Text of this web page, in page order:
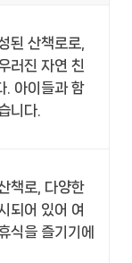
된 산책로로,
러진 자연 친
. 아이들과 함
니다.
책로, 다양한
되어 있어 여
식을 즐기기에